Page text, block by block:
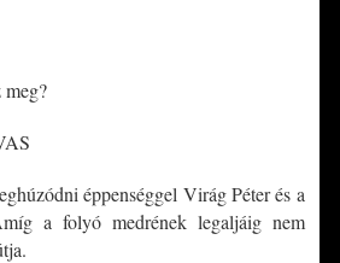
éppenséggel Virág Péter és a
a folyó medrének legaljáig nem